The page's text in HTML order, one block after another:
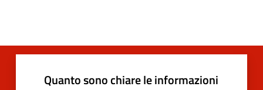
Quanto sono chiare le informazioni